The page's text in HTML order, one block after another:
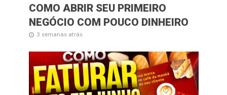
COMO ABRIR SEU PRIMEIRO
NEGÓCIO COM POUCO DINHEIRO
3 semanas atrás